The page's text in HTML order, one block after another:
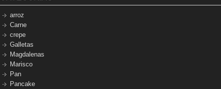
arroz
Carne
crepe
Galletas
Magdalenas
Marisco
Pan
Pancake